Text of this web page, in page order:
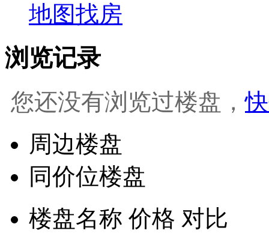
地图找房
浏览记录
您还没有浏览过楼盘，
周边楼盘
同价位楼盘
楼盘名称 价格 对比